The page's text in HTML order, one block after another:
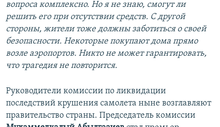
вопроса комплексно. Но я не знаю, смогут ли
решить его при отсутствии средств. С другой
стороны, жители тоже должны заботиться о своей
безопасности. Некоторые покупают дома прямо
возле аэропортов. Никто не может гарантировать,
что трагедия не повторится.
Руководители комиссии по ликвидации
последствий крушения самолета ныне возглавляют
правительство страны. Председатель комиссии